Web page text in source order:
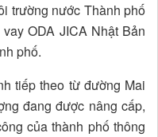
trường nước Thành phố
ODA JICA Nhật Bản
phố.
tiếp theo từ đường Mai
đang được nâng cấp,
của thành phố thông